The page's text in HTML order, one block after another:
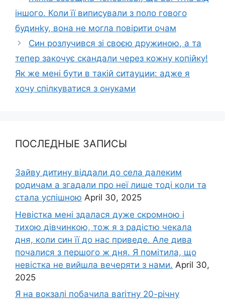
іншого. Коли її виписували з поло гового
будинkу, вона не могла повірити очам
Син розлучився зі своєю дружиною, а та
тепер закочує скандали через кожну копійку!
Як же мені бути в такій ситауции: адже я
хочу спілкуватися з онуками
ПОСЛЕДНЫЕ ЗАПИСЫ
Зайву дитину віддали до села далеким
родичам а згадали про неї лише тоді коли та
стала успішною April 30, 2025
Невістка мені здалася дуже скромною і
тихою дівчинкою, тож я з радістю чекала
дня, коли син її до нас приведе. Але дива
почалися з першого ж дня. Я помітила, що
невістка не вийшла вечеряти з нами. April 30,
2025
Я на вокзалі побачила ваrітну 20-річну